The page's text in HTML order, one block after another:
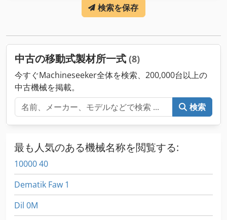
, バンドソー刃の長さ:4,670 mm
, 装備:シャーシ,
検索を保存
中古の移動式製材所一式 (8)
今すぐMachineseeker全体を検索、200,000台以上の
中古機械を掲載。
検索
最も人気のある機械名称を閲覧する:
10000 40
Dematik Faw 1
Dil 0M